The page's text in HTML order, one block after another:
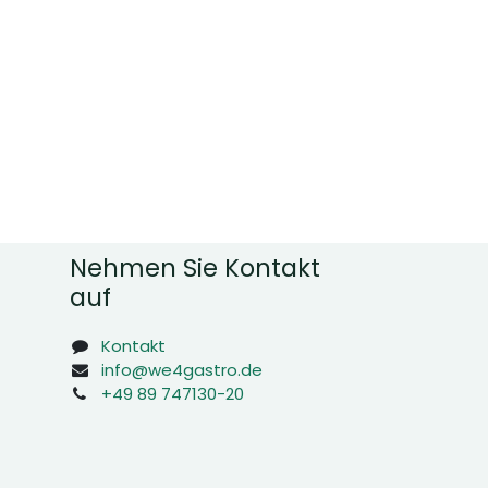
Nehmen Sie Kontakt
auf
Kontakt
info@we4gastro.de
+49 89 747130-20